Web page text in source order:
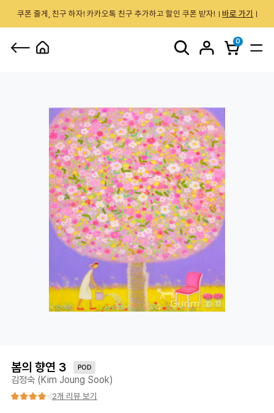
쿠폰 줄게, 친구 하자! 카카오톡 친구 추가하고 할인 쿠폰 받자! 바로 가기
0
봄의 향연 3 POD
김정숙 (Kim Joung Sook)
2개 리뷰 보기